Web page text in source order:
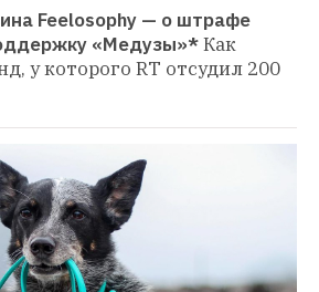
Feelosophy — о штрафе
«Медузы»*Как
у которого RT отсудил 200